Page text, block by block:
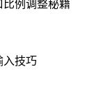
例调整秘籍
入技巧